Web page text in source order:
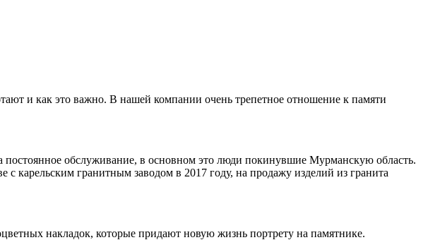
и как это важно. В нашей компании очень трепетное отношение к памяти
постоянное обслуживание, в основном это люди покинувшие Мурманскую область.
с карельским гранитным заводом в 2017 году, на продажу изделий из гранита
накладок, которые придают новую жизнь портрету на памятнике.